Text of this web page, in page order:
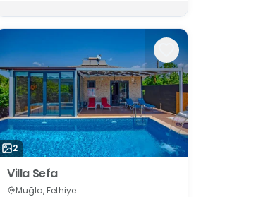
2
Villa Sefa
Muğla, Fethiye